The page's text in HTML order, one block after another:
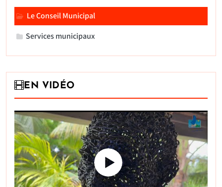
Le Conseil Municipal
Services municipaux
EN VIDÉO